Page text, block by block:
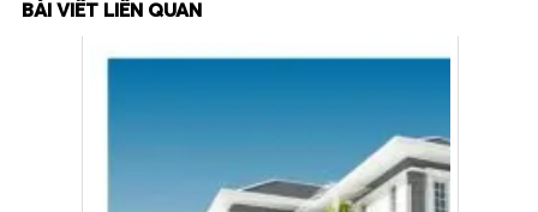
BÀI VIẾT LIÊN QUAN